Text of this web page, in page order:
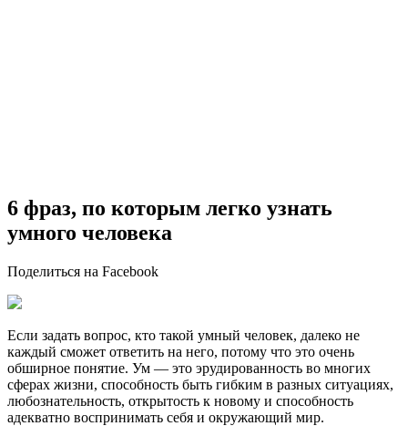
6 фраз, по которым легко узнать
умного человека
Поделиться на Facebook
Если задать вопрос, кто такой умный человек, далеко не
каждый сможет ответить на него, потому что это очень
обширное понятие. Ум — это эрудированность во многих
сферах жизни, способность быть гибким в разных ситуациях,
любознательность, открытость к новому и способность
адекватно воспринимать себя и окружающий мир.